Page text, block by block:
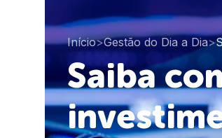
Início>Gestão do Dia a Dia>
Saiba